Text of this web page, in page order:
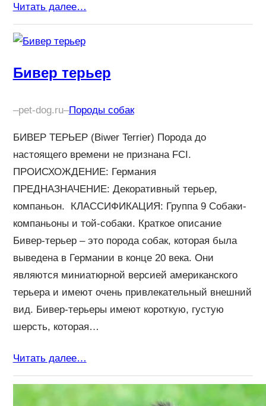
Читать далее…
Бивер терьер
–pet-dog.ru–Породы собак
БИВЕР ТЕРЬЕР (Biwer Terrier) Порода до
настоящего времени не признана FCI.
ПРОИСХОЖДЕНИЕ: Германия
ПРЕДНАЗНАЧЕНИЕ: Декоративный терьер,
компаньон. КЛАССИФИКАЦИЯ: Группа 9 Собаки-
компаньоны и той-собаки. Краткое описание
Бивер-терьер – это порода собак, которая была
выведена в Германии в конце 20 века. Они
являются миниатюрной версией американского
терьера и имеют очень привлекательный внешний
вид. Бивер-терьеры имеют короткую, густую
шерсть, которая…
Читать далее…